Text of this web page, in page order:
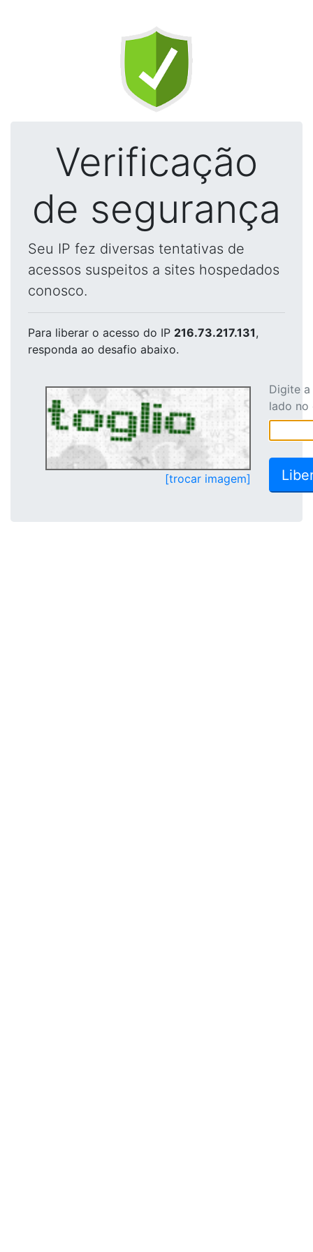
Verificação
de segurança
Seu IP fez diversas tentativas de
acessos suspeitos a sites hospedados
conosco.
Para liberar o acesso do IP 216.73.217.131,
responda ao desafio abaixo.
[trocar imagem]
Digite
lado no